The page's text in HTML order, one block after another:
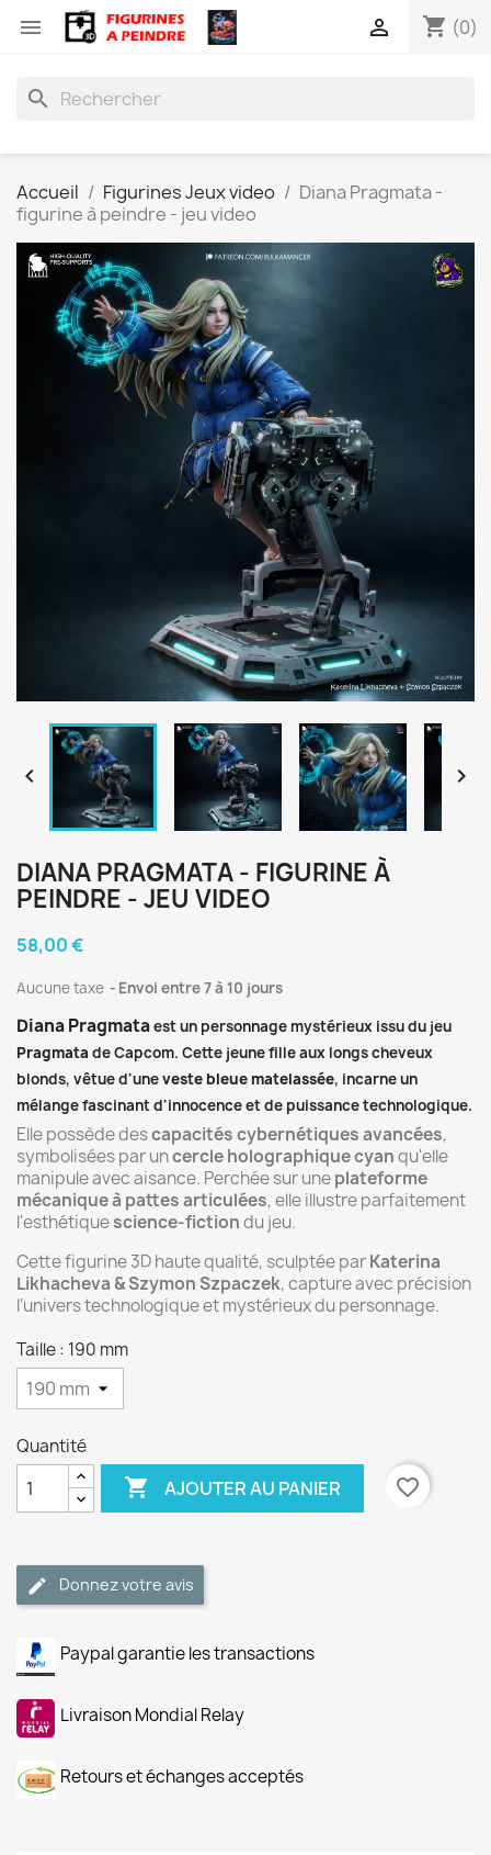
 shopping_cart (0)

search
Accueil Figurines Jeux video
Diana Pragmata -
figurine à peindre - jeu video
 
DIANA PRAGMATA - FIGURINE À
PEINDRE - JEU VIDEO
58,00 €
Aucune taxe Envoi entre 7 à 10 jours
Diana Pragmataest un personnage mystérieux issu du jeu
Pragmata de Capcom. Cette jeune fille aux longs cheveux
blonds, vêtue d'uneveste bleue matelassée, incarne un
mélange fascinant d'innocence et de puissance technologique.
Elle possède descapacités cybernétiques avancées,
symbolisées par uncercle holographique cyanqu'elle
manipule avec aisance. Perchée sur uneplateforme
mécanique à pattes articulées, elle illustre parfaitement
l'esthétiquescience-fictiondu jeu.
Cette figurine 3D haute qualité, sculptée parKaterina
Likhacheva & Szymon Szpaczek, capture avec précision
l'univers technologique et mystérieux du personnage.
Taille : 190 mm
Quantité
 AJOUTER AU PANIER favorite_border
Donnez votre avis
Paypal garantie les transactions
Livraison Mondial Relay
Retours et échanges acceptés